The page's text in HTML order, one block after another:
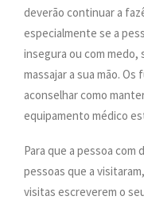
deverão continuar a
especialmente se a
insegura ou com medo,
massajar a sua mão.
aconselhar como
equipamento médico
Para que a pessoa
pessoas que a
visitas escreverem o